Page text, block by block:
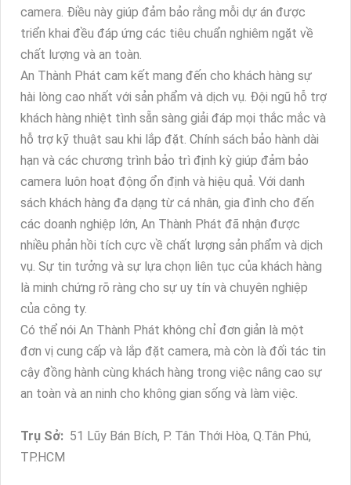
camera. Điều này giúp đảm bảo rằng mỗi dự án được
triển khai đều đáp ứng các tiêu chuẩn nghiêm ngặt về
chất lượng và an toàn.
An Thành Phát cam kết mang đến cho khách hàng sự
hài lòng cao nhất với sản phẩm và dịch vụ. Đội ngũ hỗ trợ
khách hàng nhiệt tình sẵn sàng giải đáp mọi thắc mắc và
hỗ trợ kỹ thuật sau khi lắp đặt. Chính sách bảo hành dài
hạn và các chương trình bảo trì định kỳ giúp đảm bảo
camera luôn hoạt động ổn định và hiệu quả. Với danh
sách khách hàng đa dạng từ cá nhân, gia đình cho đến
các doanh nghiệp lớn, An Thành Phát đã nhận được
nhiều phản hồi tích cực về chất lượng sản phẩm và dịch
vụ. Sự tin tưởng và sự lựa chọn liên tục của khách hàng
là minh chứng rõ ràng cho sự uy tín và chuyên nghiệp
của công ty.
Có thể nói An Thành Phát không chỉ đơn giản là một
đơn vị cung cấp và lắp đặt camera, mà còn là đối tác tin
cậy đồng hành cùng khách hàng trong việc nâng cao sự
an toàn và an ninh cho không gian sống và làm việc.
Trụ Sở: 51 Lũy Bán Bích, P. Tân Thới Hòa, Q.Tân Phú,
TP.HCM